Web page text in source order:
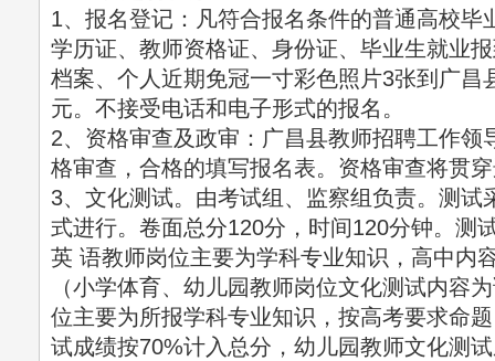
1、报名登记：凡符合报名条件的普通高校毕
学历证、教师资格证、身份证、毕业生就业
档案、个人近期免冠一寸彩色照片3张到广昌
元。不接受电话和电子形式的报名。
2、资格审查及政审：广昌县教师招聘工作领
格审查，合格的填写报名表。资格审查将贯
3、文化测试。由考试组、监察组负责。测试
式进行。卷面总分120分，时间120分钟。测
英 语教师岗位主要为学科专业知识，高中内
（小学体育、幼儿园教师岗位文化测试内容
位主要为所报学科专业知识，按高考要求命
试成绩按70%计入总分，幼儿园教师文化测